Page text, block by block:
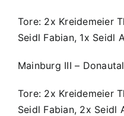
Tore: 2x Kreidemeier
Seidl Fabian, 1x Seidl
Mainburg III –
Tore: 2x Kreidemeier
Seidl Fabian, 2x Seidl